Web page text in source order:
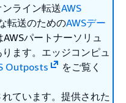
ライン転送AWS
転送のためのAWSデー
AWSパートナーソリュ
ます。エッジコンピュ
Outposts
をご覧く
ています。提供された